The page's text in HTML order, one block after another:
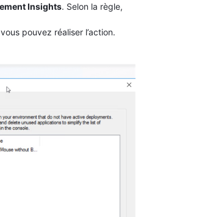
Insights. Selon la règle,
pouvez réaliser l’action.